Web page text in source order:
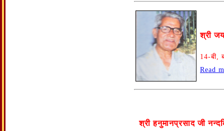
श्री
14-बी,
Read
श्री हनुमानप्रसाद जी